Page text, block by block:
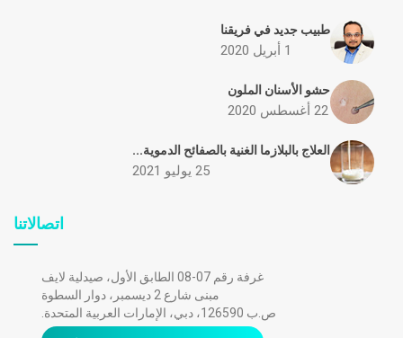
طبيب جديد في فريقنا
1 أبريل 2020
حشو الأسنان الملون
22 أغسطس 2020
العلاج بالبلازما الغنية بالصفائح الدموية...
25 يوليو 2021
اتصالاتنا
غرفة رقم 07-08 الطابق الأول، صيدلية لايف
مبنى شارع 2 ديسمبر، دوار السطوة
ص.ب 126590، دبي، الإمارات العربية المتحدة.